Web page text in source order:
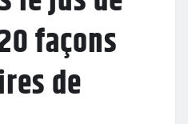
façons
de